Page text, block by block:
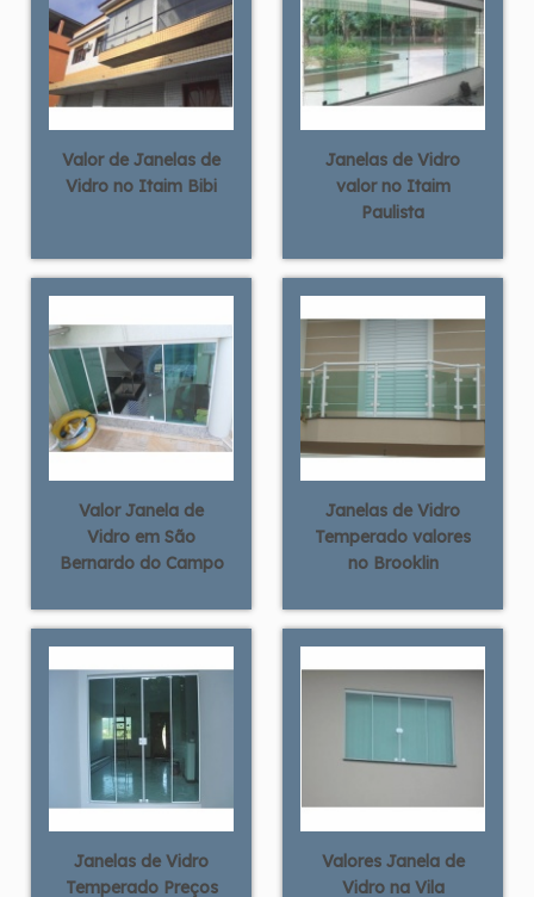
Valor de Janelas de
Vidro no Itaim Bibi
Janelas de Vidro
valor no Itaim
Paulista
Valor Janela de
Vidro em São
Bernardo do Campo
Janelas de Vidro
Temperado valores
no Brooklin
Janelas de Vidro
Temperado Preços
Valores Janela de
Vidro na Vila